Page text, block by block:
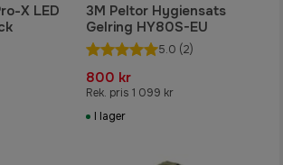
X LED
3M Peltor Hygiensats
Gelring HY80S-EU
5.0 (2)
800 kr
Rek. pris 1 099 kr
I lager